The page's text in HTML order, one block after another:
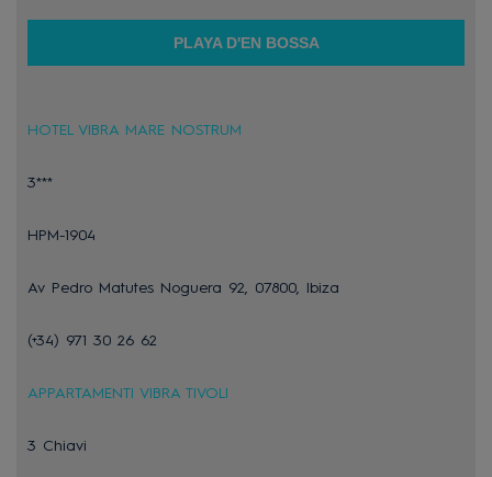
PLAYA D'EN BOSSA
HOTEL VIBRA MARE NOSTRUM
3***
HPM-1904
Av Pedro Matutes Noguera 92, 07800, Ibiza
(+34) 971 30 26 62
APPARTAMENTI VIBRA TIVOLI
3 Chiavi